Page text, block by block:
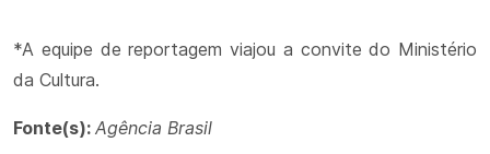
*A equipe de reportagem viajou a convite do Ministério
da Cultura.
Fonte(s): Agência Brasil